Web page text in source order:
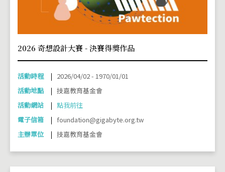
2026 奇想設計大賽 - 決賽得獎作品
活動時程
2026/04/02 - 1970/01/01
活動地點
技嘉教育基金會
活動網站
點我前往
電子信箱
foundation@gigabyte.org.tw
主辦單位
技嘉教育基金會